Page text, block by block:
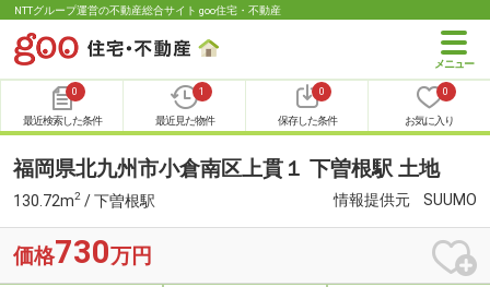
NTTグループ運営の不動産総合サイト goo住宅・不動産
0
最近検索した条件
1
最近見た物件
0
保存した条件
0
お気に入り
福岡県北九州市小倉南区上貫１ 下曽根駅 土地
130.72m2 / 下曽根駅 情報提供元 SUUMO
価格730万円